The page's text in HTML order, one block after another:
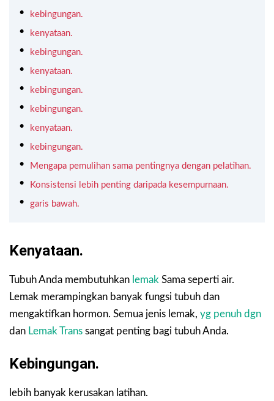
kebingungan.
kenyataan.
kebingungan.
kenyataan.
kebingungan.
kebingungan.
kenyataan.
kebingungan.
Mengapa pemulihan sama pentingnya dengan pelatihan.
Konsistensi lebih penting daripada kesempurnaan.
garis bawah.
Kenyataan.
Tubuh Anda membutuhkan lemak Sama seperti air.
Lemak merampingkan banyak fungsi tubuh dan
mengaktifkan hormon. Semua jenis lemak, yg penuh dgn
dan Lemak Trans sangat penting bagi tubuh Anda.
Kebingungan.
lebih banyak kerusakan latihan.